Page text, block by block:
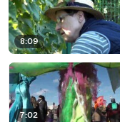
8:09
7:02